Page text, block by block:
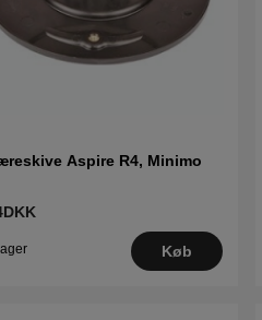
Aspire R4, Minimo
lager Køb